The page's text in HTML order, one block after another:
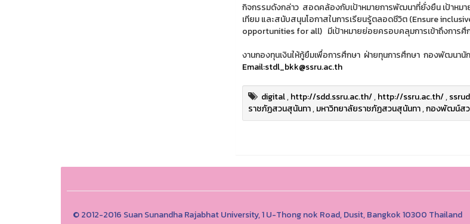
กิจกรรมดังกล่าว สอดคล้องกับเป้าหมายการพัฒนาที่ยั่งยืน เป้าหม
เทียม และสนับสนุนโอกาสในการเรียนรู้ตลอดชีวิต (Ensure
opportunities for all) มีเป้าหมายย่อยครอบคลุมการเข้าถึงการ
งานกองทุนเงินให้กู้ยืมเพื่อการศึกษา ฝ่ายทุนการศึกษา กองพัฒนา
Email:stdl_bkk@ssru.ac.th
digital,http://sdd.ssru.ac.th/,http://ssru.ac.th/,
ราชภัฏสวนสุนันทา,มหาวิทยาลัยราชภัฏสวนสุนันทา,กองพัฒน์สว
© 2012-2016 Suan Sunandha Rajabhat University, 1 U-Thong nok Road, Dusit, Bangkok 10300 Thailand